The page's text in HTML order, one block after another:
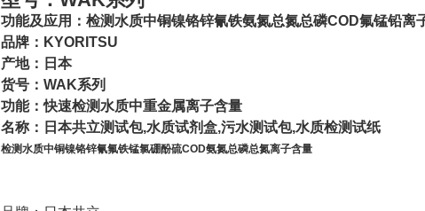
功能及应用：检测水质中铜镍铬锌氰铁氨氮总氮总磷COD氟锰铅离
品牌： KYORITSU
产地：日本
货号：WAK系列
功能：快速检测水质中重金属离子含量
名称：日本共立测试包,水质试剂盒,污水测试包,水质检测试纸
检测水质中铜镍铬锌氰氟铁锰氯硼酚硫COD氨氮总磷总氮离子含量